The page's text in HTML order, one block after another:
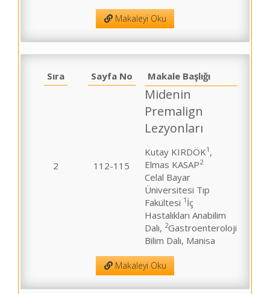
Makaleyi Oku
Sıra Sayfa No Makale Başlığı
2 112-115
Midenin
Premalign
Lezyonları
Kutay KIRDÖK1 ,
Elmas KASAP2
Celal Bayar
Üniversitesi Tıp
Fakültesi 1 İç
Hastalıkları Anabilim
Dalı, 2Gastroenteroloji
Bilim Dalı, Manisa
Makaleyi Oku